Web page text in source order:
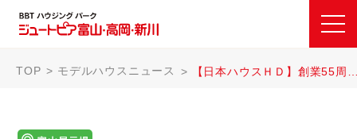
TOP モデルハウスニュース 【日本ハウスＨＤ】創業55周年！！家づくり応援フェア